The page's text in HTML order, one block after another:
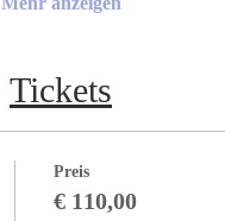
Tickets
Preis
€ 110,00